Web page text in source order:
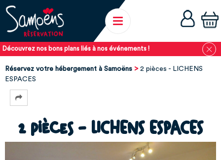
Découvrez nos bons plans liés à nos événements !
Réservez votre hébergement à Samoëns
2 pièces - LICHENS
ESPACES
2 pièces - LICHENS ESPACES